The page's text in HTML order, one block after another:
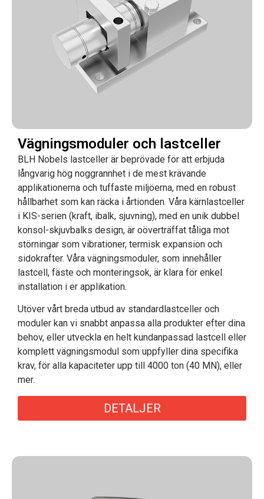
Vägningsmoduler och lastceller
BLH Nobels lastceller är beprövade för att erbjuda
långvarig hög noggrannhet i de mest krävande
applikationerna och tuffaste miljöerna, med en robust
hållbarhet som kan räcka i årtionden. Våra kärnlastceller
i KIS-serien (kraft, ibalk, sjuvning), med en unik dubbel
konsol-skjuvbalks design, är oöverträffat tåliga mot
störningar som vibrationer, termisk expansion och
sidokrafter. Våra vägningsmoduler, som innehåller
lastcell, fäste och monteringsok, är klara för enkel
installation i er applikation.
Utöver vårt breda utbud av standardlastceller och
moduler kan vi snabbt anpassa alla produkter efter dina
behov, eller utveckla en helt kundanpassad lastcell eller
komplett vägningsmodul som uppfyller dina specifika
krav, för alla kapaciteter upp till 4000 ton (40 MN), eller
mer.
DETALJER